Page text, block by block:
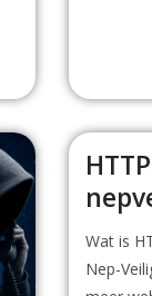
Wat is
Nep-